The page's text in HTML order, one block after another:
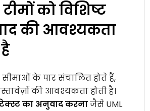
को विशिष्ट
की आवश्यकता
के पार संचालित होते हैं,
की आवश्यकता होती है।
का अनुवाद करनाजैसे UML